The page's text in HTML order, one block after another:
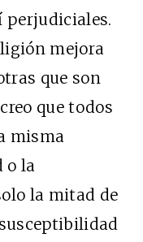
perjudiciales.
mejora
que son
que todos
misma
o la
la mitad de